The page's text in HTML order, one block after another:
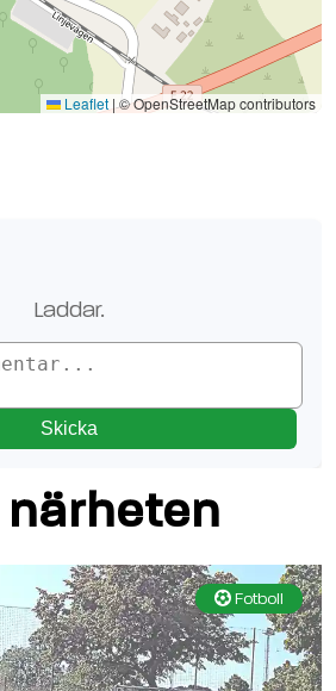
Leaflet |© OpenStreetMap contributors
Maps
Laddar.
Skicka
Fotboll